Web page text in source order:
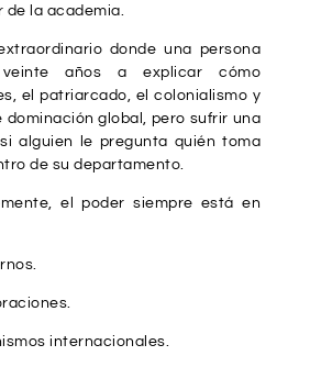
de la academia.
donde una persona
años a explicar cómo
el patriarcado, el colonialismo y
dominación global, pero sufrir una
alguien le pregunta quién toma
de su departamento.
el poder siempre está en
internacionales.